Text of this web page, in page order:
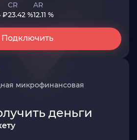
₽
CR
23.42 %
AR
12.11 %
Подключить
микрофинансовая
деньги